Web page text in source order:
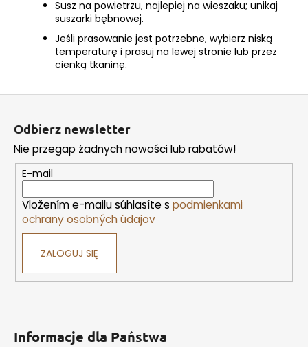
Susz na powietrzu, najlepiej na wieszaku; unikaj
suszarki bębnowej.
Jeśli prasowanie jest potrzebne, wybierz niską
temperaturę i prasuj na lewej stronie lub przez
cienką tkaninę.
Odbierz newsletter
Nie przegap żadnych nowości lub rabatów!
E-mail
Vložením e-mailu súhlasíte s podmienkami
ochrany osobných údajov
ZALOGUJ SIĘ
Informacje dla Państwa